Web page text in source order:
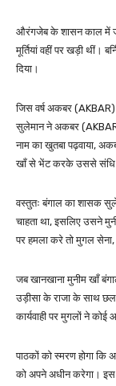
औरंगजेब के शासन काल में
मूर्तियां वहीं पर खड़ी थीं।
दिया।
जिस वर्ष अकबर (AKBAR)
सुलेमान ने अकबर
नाम का खुतबा पढ़वाया,
खाँ से भेंट करके उससे संधि
वस्तुतः बंगाल का शासक
चाहता था, इसलिए उसने
पर हमला करे तो मुगल सेना,
जब खानखाना मुनीम खाँ
उड़ीसा के राजा के साथ
कार्यवाही पर मुगलों ने कोई
पाठकों को स्मरण होगा कि
को अपने अधीन करेगा। इस